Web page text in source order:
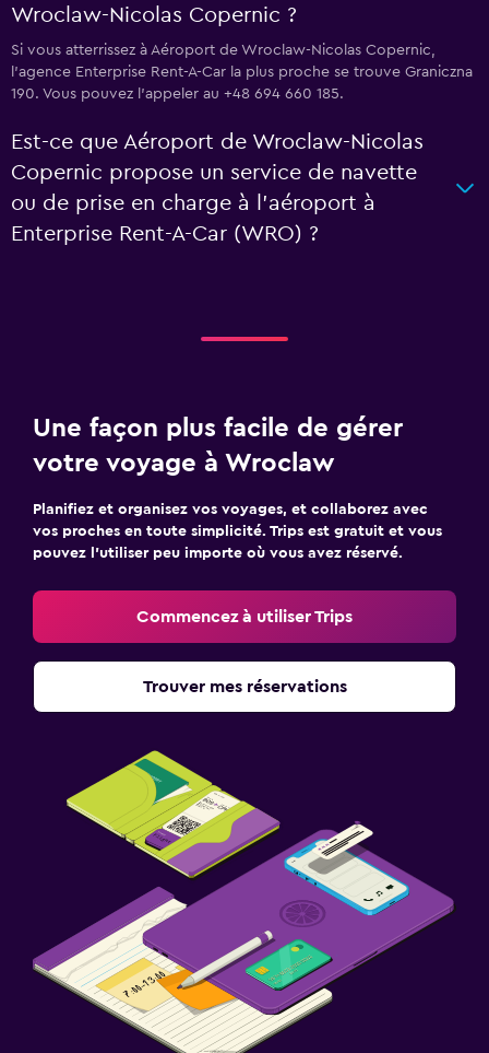
Wroclaw-Nicolas Copernic ?
Si vous atterrissez à Aéroport de Wroclaw-Nicolas Copernic,
l’agence Enterprise Rent-A-Car la plus proche se trouve Graniczna
190. Vous pouvez l’appeler au +48 694 660 185.
Est-ce que Aéroport de Wroclaw-Nicolas
Copernic propose un service de navette
ou de prise en charge à l’aéroport à
Enterprise Rent-A-Car (WRO) ?
Une façon plus facile de gérer
votre voyage à Wroclaw
Planifiez et organisez vos voyages, et collaborez avec
vos proches en toute simplicité. Trips est gratuit et vous
pouvez l’utiliser peu importe où vous avez réservé.
Commencez à utiliser Trips
Trouver mes réservations